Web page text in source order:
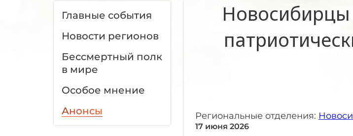
Главные события
Новости регионов
Бессмертный полк
в мире
Особое мнение
Анонсы
Новосибирцы
Региональные отделения:
17 июня 2026